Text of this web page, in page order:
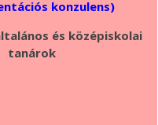
konzulens)
és középiskolai
tanárok